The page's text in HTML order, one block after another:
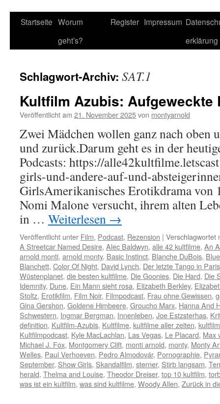
Startseite Worum
geht’s?
Register Impressum
erklärung
Schlagwort-Archiv: SAT.1
Kultfilm Azubis: Aufgeweckte
Veröffentlicht am 21. November 2025von montyarnold
Zwei Mädchen wollen ganz nach oben
und zurück.Darum geht es in der
Podcasts: https://
girls-und-andere-auf-und-
GirlsAmerikanisches Erotikdrama von
Nomi Malone versucht, ihrem alten
in … Weiterlesen →
Veröffentlicht unter Film, Podcast, Rezension | Verschlagwortet
A Streetcar Named Desire, Alec Baldwyn, alle 42 kultfilme, An
arnold monti, arnold monty, Basic Instinct, Blanche DuBois,
Blanchett, Color Of Night, David Lynch, Der letzte Tango in Paris
Wüstenplanet, die besten kultfilme, Die Goonies, Die Hard, Die
Idemnity, Dune, Ein Mann sieht rosa, Elizabeth Berkley,
Stoltz, Erotikfilm, Film Noir, Filmpodcast, Frau ohne Gewissen,
Gina Gershon, Goldene Himbeere, Groucho Marx, Hanna And
Schwestern, Ingmar Bergman, Innenleben, Joe Estzsterhas,
definition, Kultfilm-Azubis, Kultfilme, kultfilme aller zeiten,
Kultfilmpodcast, Kyle MacLachlan, Las Vegas, Le Placard, Max
Michael J. Fox, Montgomery Clift, monti arnold, monty, Monty
Welles, Paul Verhoeven, Pedro Almodovár, Pornographie,
September, Show Girls, Skandalfilm, sterner, Stirb langsam,
herald, Thelma and Louise, Theodor Dreiser, top 10 kultfilm,
was ist ein kultfilm, was sind kultfilme, Woody Allen, Zurück in